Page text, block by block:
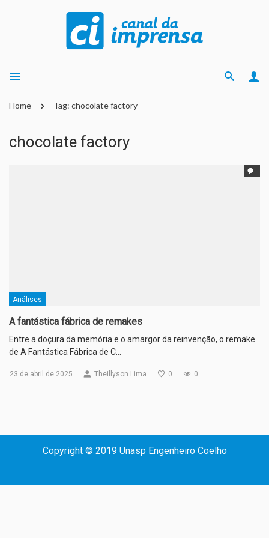
Home Tag: chocolate factory
chocolate factory
Análises
A fantástica fábrica de remakes
Entre a doçura da memória e o amargor da reinvenção, o remake
de A Fantástica Fábrica de C…
23 de abril de 2025 Theillyson Lima 0 0
Copyright © 2019 Unasp Engenheiro Coelho